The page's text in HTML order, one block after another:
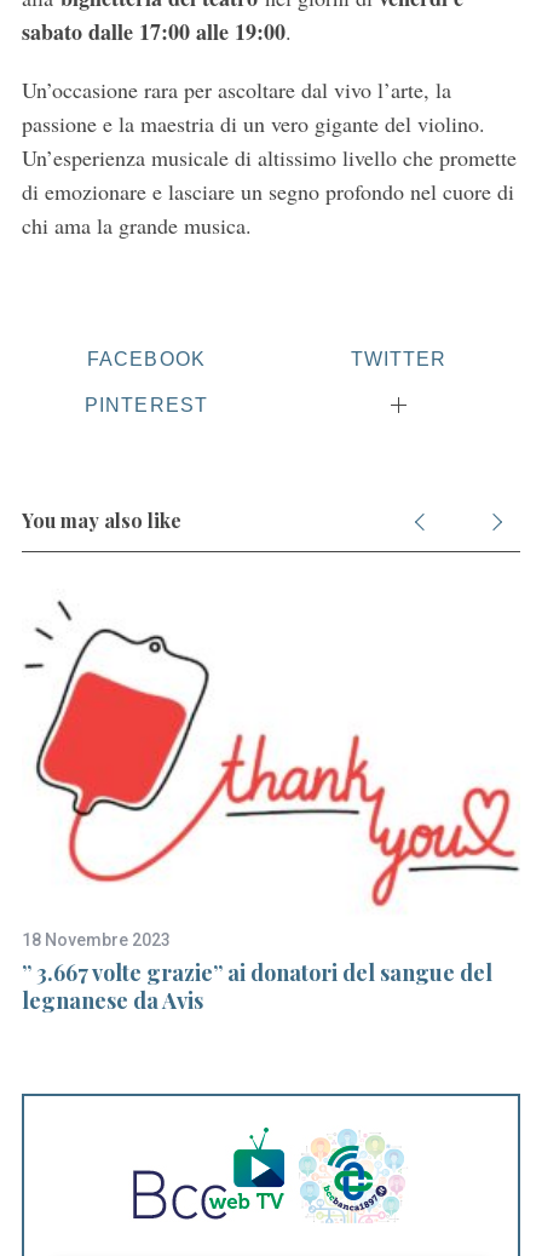
sabato dalle 17:00 alle 19:00.
Un’occasione rara per ascoltare dal vivo l’arte, la
passione e la maestria di un vero gigante del violino.
Un’esperienza musicale di altissimo livello che promette
di emozionare e lasciare un segno profondo nel cuore di
chi ama la grande musica.
FACEBOOK TWITTER
PINTEREST
You may also like
18 Novembre 2023
” 3.667 volte grazie” ai donatori del sangue del
legnanese da Avis